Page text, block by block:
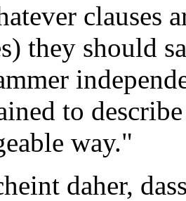
clauses
they should
to
way."
daher,